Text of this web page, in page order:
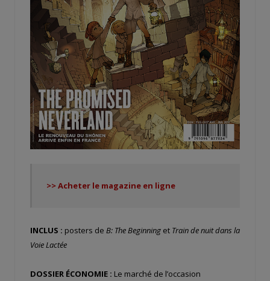
>> Acheter le magazine en ligne
INCLUS : posters de B: The Beginning et Train de nuit dans la
Voie Lactée
DOSSIER ÉCONOMIE : Le marché de l’occasion